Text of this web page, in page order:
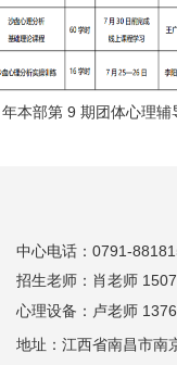
中心电话： 0791-
招生老师：肖老师
心理设备：卢老师
地址：江西省南昌市南